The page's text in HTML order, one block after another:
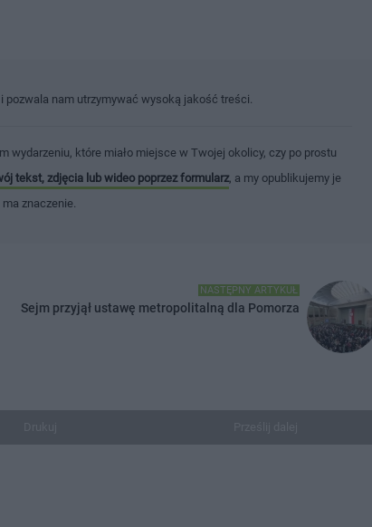
pozwala nam utrzymywać wysoką jakość treści.
które miało miejsce w Twojej okolicy, czy po prostu
tekst, zdjęcia lub wideo poprzez formularz , a my opublikujemy je
znaczenie.
NASTĘPNY ARTYKUŁ
Sejm przyjął ustawę metropolitalną dla Pomorza